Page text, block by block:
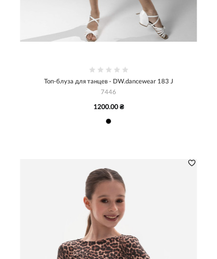
Топ-блуза для танцев - DW.dancewear 183 J
7446
1200.00 ₴